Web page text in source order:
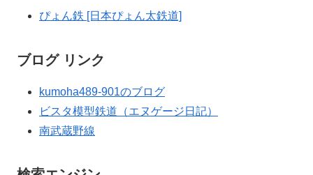
ぴょん鉄 [日本ぴょん太鉄道]
ブログ リンク
kumoha489-901のブログ
ビスタ模型鉄道（エヌゲージ日記）
南武蔵野線